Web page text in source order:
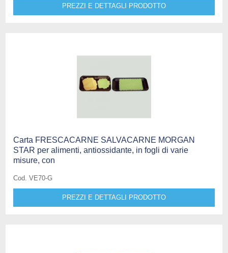
PREZZI E DETTAGLI PRODOTTO
Carta FRESCACARNE SALVACARNE MORGAN
STAR per alimenti, antiossidante, in fogli di varie
misure, con
Cod. VE70-G
PREZZI E DETTAGLI PRODOTTO